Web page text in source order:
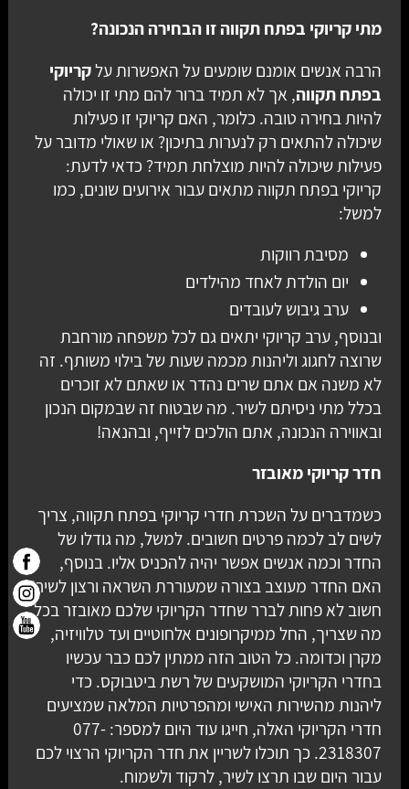
מתי קריוקי בפתח תקווה זו הבחירה הנכונה?
הרבה אנשים אומנם שומעים על האפשרות עלקריוקי
בפתח תקווה, אך לא תמיד ברור להם מתי זו יכולה
להיות בחירה טובה. כלומר, האם קריוקי זו פעילות
שיכולה להתאים רק לנערות בתיכון? או שאולי מדובר על
פעילות שיכולה להיות מוצלחת תמיד? כדאי לדעת:
קריוקי בפתח תקווה מתאים עבור אירועים שונים, כמו
למשל:
מסיבת רווקות
יום הולדת לאחד מהילדים
ערב גיבוש לעובדים
ובנוסף, ערב קריוקי יתאים גם לכל משפחה מורחבת
שרוצה לחגוג וליהנות מכמה שעות של בילוי משותף. זה
לא משנה אם אתם שרים נהדר או שאתם לא זוכרים
בכלל מתי ניסיתם לשיר. מה שבטוח זה שבמקום הנכון
ובאווירה הנכונה, אתם הולכים לזייף, ובהנאה!
חדר קריוקי מאובזר
כשמדברים על השכרת חדרי קריוקי בפתח תקווה, צריך
לשים לב לכמה פרטים חשובים. למשל, מה גודלו של
החדר וכמה אנשים אפשר יהיה להכניס אליו. בנוסף,
האם החדר מעוצב בצורה שמעוררת השראה ורצון לשיר?
חשוב לא פחות לברר שחדר הקריוקי שלכם מאובזר בכל
מה שצריך, החל ממיקרופונים אלחוטיים ועד טלוויזיה,
מקרן וכדומה. כל הטוב הזה ממתין לכם כבר עכשיו
בחדרי הקריוקי המושקעים של רשת ביטבוקס. כדי
ליהנות מהשירות האישי ומהפרטיות המלאה שמציעים
חדרי הקריוקי האלה, חייגו עוד היום למספר: 077-
2318307. כך תוכלו לשריין את חדר הקריוקי הרצוי לכם
עבור היום שבו תרצו לשיר, לרקוד ולשמוח.